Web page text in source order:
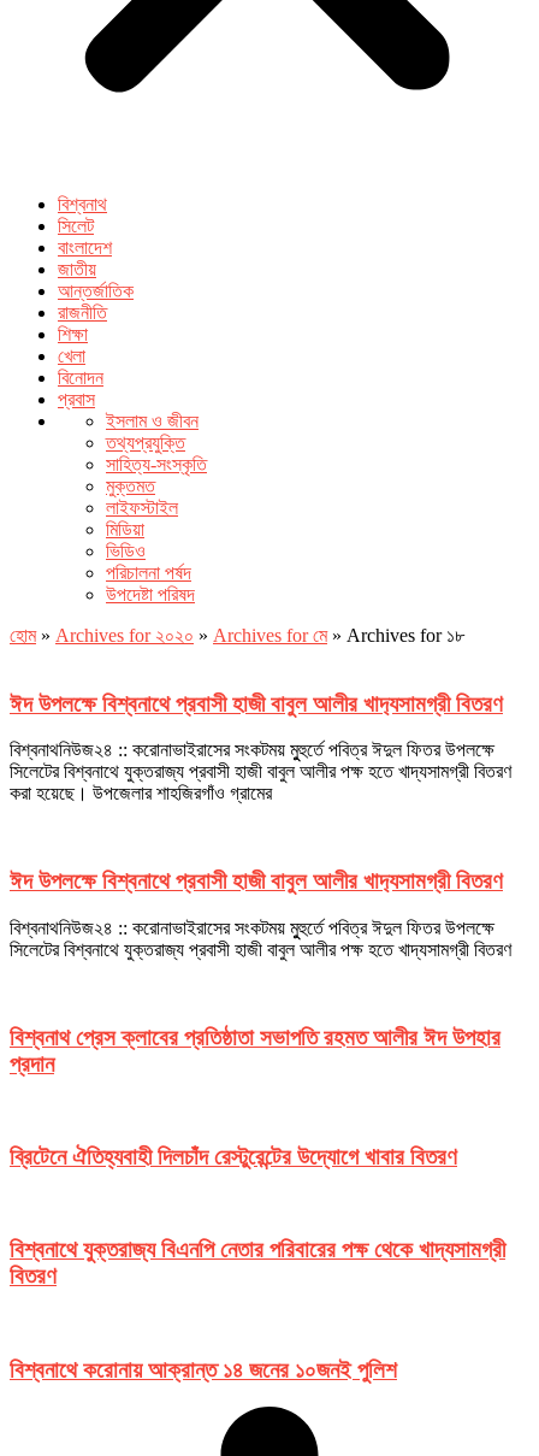
বিশ্বনাথ
সিলেট
বাংলাদেশ
জাতীয়
আন্তর্জাতিক
রাজনীতি
শিক্ষা
খেলা
বিনোদন
প্রবাস
ইসলাম ও জীবন
তথ্যপ্রযুক্তি
সাহিত্য-সংস্কৃতি
মুক্তমত
লাইফস্টাইল
মিডিয়া
ভিডিও
পরিচালনা পর্ষদ
উপদেষ্টা পরিষদ
হোম» Archives for ২০২০ » Archives for মে» Archives for ১৮
ঈদ উপলক্ষে বিশ্বনাথে প্রবাসী হাজী বাবুল আলীর খাদ‌্যসামগ্রী বিতরণ
বিশ্বনাথনিউজ২৪ :: করোনাভাইরাসের সংকটময় মুুহুর্তে পবিত্র ঈদুল ফিতর উপলক্ষে
সিলেটের বিশ্বনাথে যুক্তরাজ্য প্রবাসী হাজী বাবুল আলীর পক্ষ হতে খাদ্যসামগ্রী বিতরণ
করা হয়েছে। উপজেলার শাহজিরগাঁও গ্রামের
ঈদ উপলক্ষে বিশ্বনাথে প্রবাসী হাজী বাবুল আলীর খাদ‌্যসামগ্রী বিতরণ
বিশ্বনাথনিউজ২৪ :: করোনাভাইরাসের সংকটময় মুুহুর্তে পবিত্র ঈদুল ফিতর উপলক্ষে
সিলেটের বিশ্বনাথে যুক্তরাজ্য প্রবাসী হাজী বাবুল আলীর পক্ষ হতে খাদ্যসামগ্রী বিতরণ
বিশ্বনাথ প্রেস ক্লাবের প্রতিষ্ঠাতা সভাপতি রহমত আলীর ঈদ উপহার
প্রদান
ব্রিটেনে ঐতিহ্যবাহী দিলচাঁদ রেস্টুরেন্টের উদ্যোগে খাবার বিতরণ
বিশ্বনাথে যুক্তরাজ্য বিএনপি নেতার পরিবারের পক্ষ থেকে খাদ্যসামগ্রী
বিতরণ
বিশ্বনাথে করোনায় আক্রান্ত ১৪ জনের ১০জনই পুলিশ